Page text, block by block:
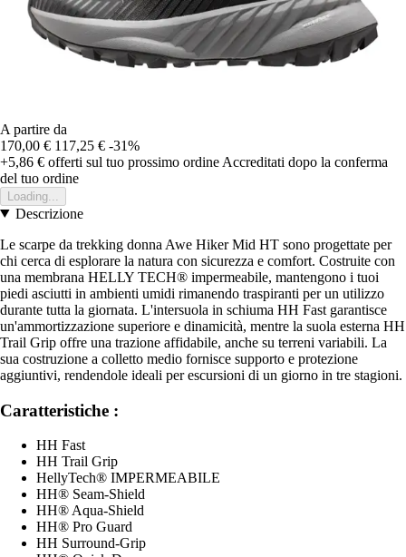
A partire da
170,00 € 117,25 € -31%
+5,86 € offerti sul tuo prossimo ordine Accreditati dopo la conferma
del tuo ordine
Loading...
Descrizione
Le scarpe da trekking donna Awe Hiker Mid HT sono progettate per
chi cerca di esplorare la natura con sicurezza e comfort. Costruite con
una membrana HELLY TECH® impermeabile, mantengono i tuoi
piedi asciutti in ambienti umidi rimanendo traspiranti per un utilizzo
durante tutta la giornata. L'intersuola in schiuma HH Fast garantisce
un'ammortizzazione superiore e dinamicità, mentre la suola esterna HH
Trail Grip offre una trazione affidabile, anche su terreni variabili. La
sua costruzione a colletto medio fornisce supporto e protezione
aggiuntivi, rendendole ideali per escursioni di un giorno in tre stagioni.
Caratteristiche :
HH Fast
HH Trail Grip
HellyTech® IMPERMEABILE
HH® Seam-Shield
HH® Aqua-Shield
HH® Pro Guard
HH Surround-Grip